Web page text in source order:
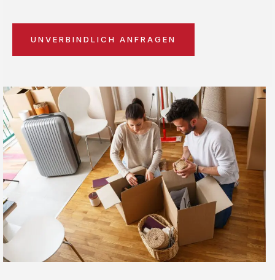
UNVERBINDLICH ANFRAGEN